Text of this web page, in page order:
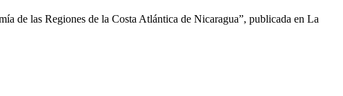
de las Regiones de la Costa Atlántica de Nicaragua”, publicada en La